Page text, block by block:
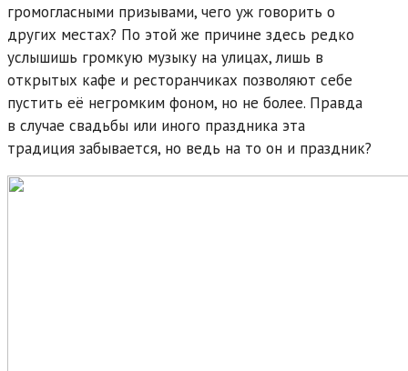
громогласными призывами, чего уж говорить о
других местах? По этой же причине здесь редко
услышишь громкую музыку на улицах, лишь в
открытых кафе и ресторанчиках позволяют себе
пустить её негромким фоном, но не более. Правда
в случае свадьбы или иного праздника эта
традиция забывается, но ведь на то он и праздник?